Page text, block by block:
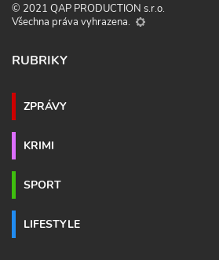
© 2021 QAP PRODUCTION s.r.o.
Všechna práva vyhrazena.
RUBRIKY
ZPRÁVY
KRIMI
SPORT
LIFESTYLE